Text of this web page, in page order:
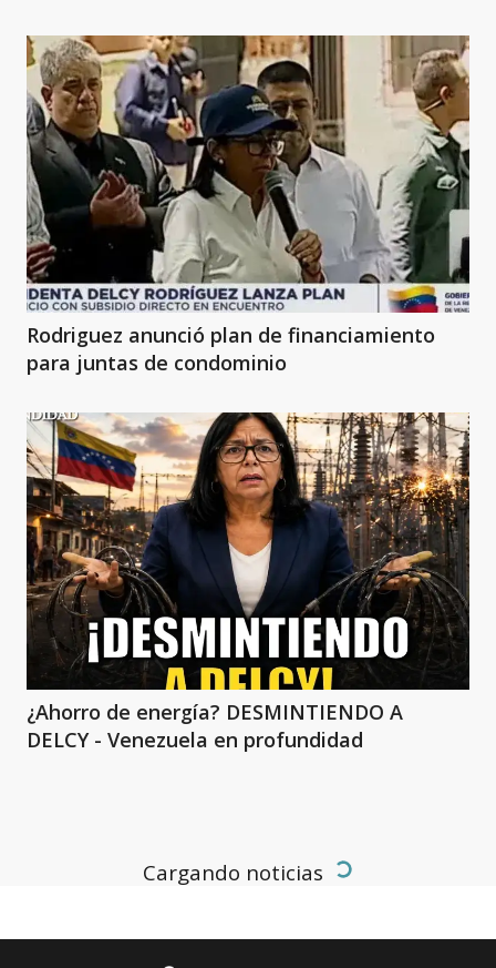
Rodriguez anunció plan de financiamiento
para juntas de condominio
¿Ahorro de energía? DESMINTIENDO A
DELCY - Venezuela en profundidad
Cómo la elección en GUAYANA
ánimos entre Venezuela y